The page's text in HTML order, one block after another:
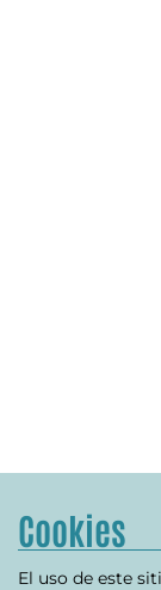
Cookies
El uso de este